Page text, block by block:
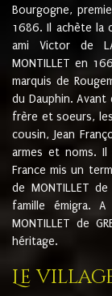
Bourgogne,
1686. Il achète la
ami Victor de
MONTILLET en
marquis de
du Dauphin.
frère et soeurs,
cousin, Jean
armes et noms.
France mis un
de MONTILLET
famille émigra.
MONTILLET de
héritage.
Le